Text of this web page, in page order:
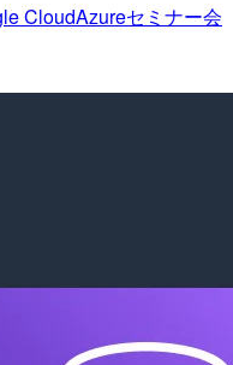
CloudAzureセミナー会